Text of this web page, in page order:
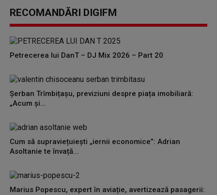
RECOMANDĂRI DIGIFM
Petrecerea lui DanT – DJ Mix 2026 – Part 20
Șerban Trîmbițașu, previziuni despre piața imobiliară:
„Acum și...
Cum să supraviețuiești „iernii economice”: Adrian
Asoltanie te învață...
Marius Popescu, expert în aviație, avertizează pasagerii: